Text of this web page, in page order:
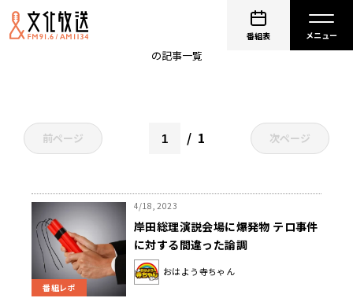
番組表
の記事一覧
前ページ 1 次ページ
番組レポ
4/18, 2023
岸田総理演説会場に爆発物 テロ事件
に対する間違った論調
おはよう寺ちゃん